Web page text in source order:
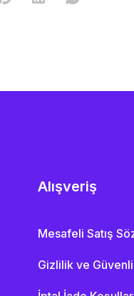
Alışveriş
Mesafeli Satış
Gizlilik ve